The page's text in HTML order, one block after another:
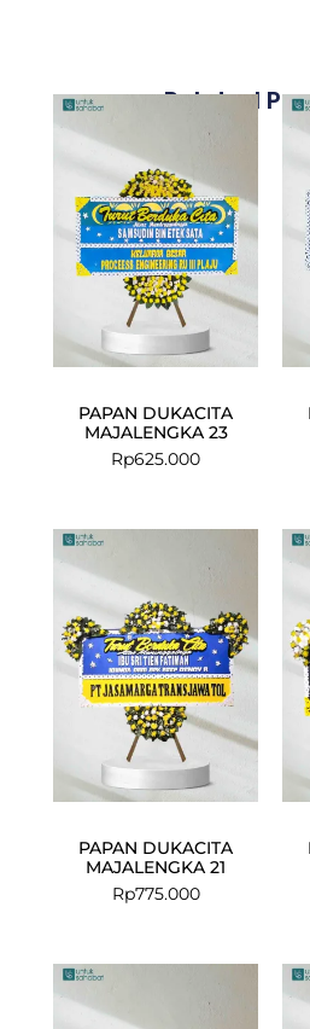
Related
PAPAN DUKACITA
MAJALENGKA 23
Rp625.000
PAPAN DUKACITA
MAJALENGKA 21
Rp775.000